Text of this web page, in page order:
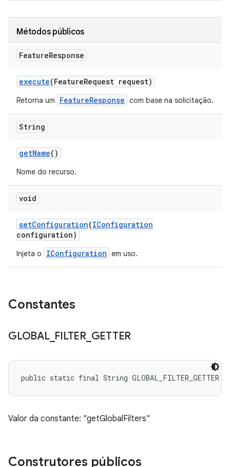
Métodos públicos
FeatureResponse
execute(FeatureRequest request)
Retorna um FeatureResponse com base na solicitação.
String
getName()
Nome do recurso.
void
setConfiguration(IConfiguration
configuration)
Injeta o IConfiguration em uso.
Constantes
GLOBAL_ FILTER_ GETTER
public static final String GLOBAL_FILTER_GETTER
Valor da constante: "getGlobalFilters"
Construtores públicos